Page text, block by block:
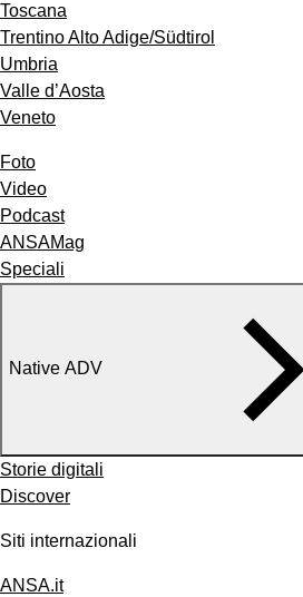
Toscana
Trentino Alto Adige/Südtirol
Umbria
Valle d’Aosta
Veneto
Foto
Video
Podcast
ANSAMag
Speciali
Native ADV
Storie digitali
Discover
Siti internazionali
ANSA.it